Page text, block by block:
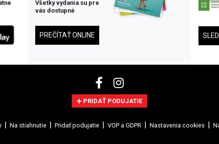
Všetky vydania su pre
vás dostupné
PREČÍTAŤ ONLINE
PRIDAŤ PODUJATIE
Na stiahnutie Pridať podujatie VOP a GDPR Nastavenia cookies